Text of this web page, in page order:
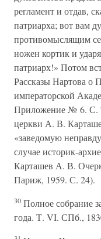
регламент и отдав,
патриарха; вот вам
противомыслящим
ножен кортик и
патриарх!» Потом
Рассказы Нартова о
императорской
Приложение № 6. С.
церкви А. В.
«заведомую
случае историк-
Карташев А. В.
Париж, 1959. С. 24).
30 Полное собрание
года. Т. VI. СПб.,